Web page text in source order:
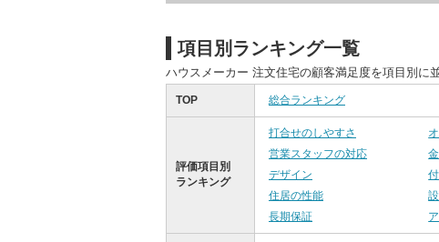
項目別ランキング一覧
ハウスメーカー 注文住宅の顧客満足度を項目別に
TOP 総合ランキング
評価項目別
ランキング
打合せのしやすさ
営業スタッフの対応
デザイン
住居の性能
長期保証